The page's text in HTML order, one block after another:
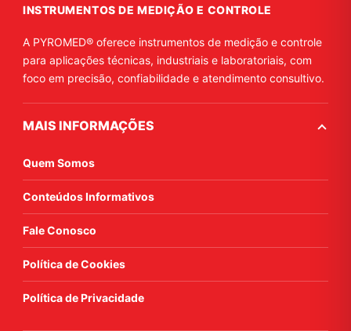
INSTRUMENTOS DE MEDIÇÃO E CONTROLE
A PYROMED® oferece instrumentos de medição e controle
para aplicações técnicas, industriais e laboratoriais, com
foco em precisão, confiabilidade e atendimento consultivo.
MAIS INFORMAÇÕES
Quem Somos
Conteúdos Informativos
Fale Conosco
Política de Cookies
Política de Privacidade